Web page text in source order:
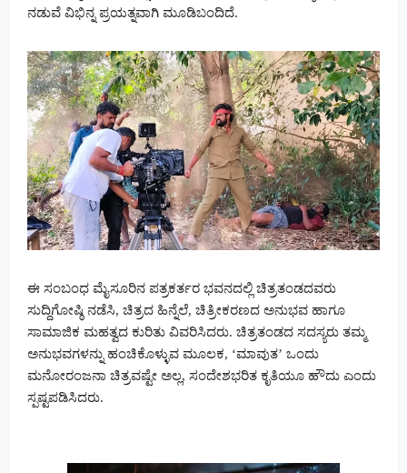
ನಡುವೆ ವಿಭಿನ್ನ ಪ್ರಯತ್ನವಾಗಿ ಮೂಡಿಬಂದಿದೆ.
ಈ ಸಂಬಂಧ ಮೈಸೂರಿನ ಪತ್ರಕರ್ತರ ಭವನದಲ್ಲಿ ಚಿತ್ರತಂಡದವರು
ಸುದ್ದಿಗೋಷ್ಠಿ ನಡೆಸಿ, ಚಿತ್ರದ ಹಿನ್ನೆಲೆ, ಚಿತ್ರೀಕರಣದ ಅನುಭವ ಹಾಗೂ
ಸಾಮಾಜಿಕ ಮಹತ್ವದ ಕುರಿತು ವಿವರಿಸಿದರು. ಚಿತ್ರತಂಡದ ಸದಸ್ಯರು ತಮ್ಮ
ಅನುಭವಗಳನ್ನು ಹಂಚಿಕೊಳ್ಳುವ ಮೂಲಕ, ‘ಮಾವುತ’ ಒಂದು
ಮನೋರಂಜನಾ ಚಿತ್ರವಷ್ಟೇ ಅಲ್ಲ, ಸಂದೇಶಭರಿತ ಕೃತಿಯೂ ಹೌದು ಎಂದು
ಸ್ಪಷ್ಟಪಡಿಸಿದರು.